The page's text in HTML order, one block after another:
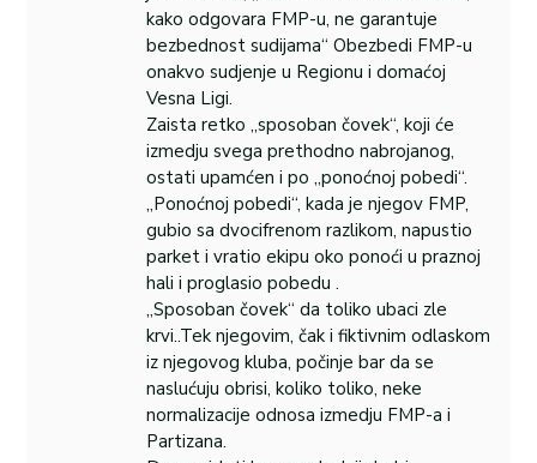
kako odgovara FMP-u, ne garantuje
bezbednost sudijama“ Obezbedi FMP-u
onakvo sudjenje u Regionu i domaćoj
Vesna Ligi.
Zaista retko „sposoban čovek“, koji će
izmedju svega prethodno nabrojanog,
ostati upamćen i po „ponoćnoj pobedi“.
„Ponoćnoj pobedi“, kada je njegov FMP,
gubio sa dvocifrenom razlikom, napustio
parket i vratio ekipu oko ponoći u praznoj
hali i proglasio pobedu .
„Sposoban čovek“ da toliko ubaci zle
krvi..Tek njegovim, čak i fiktivnim odlaskom
iz njegovog kluba, počinje bar da se
naslućuju obrisi, koliko toliko, neke
normalizacije odnosa izmedju FMP-a i
Partizana.